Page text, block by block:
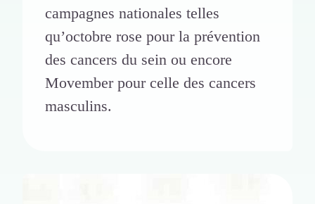
campagnes nationales telles
qu’octobre rose pour la prévention
des cancers du sein ou encore
Movember pour celle des cancers
masculins.